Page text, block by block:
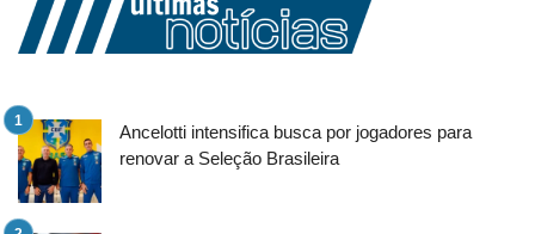
Ancelotti intensifica busca por jogadores para
renovar a Seleção Brasileira